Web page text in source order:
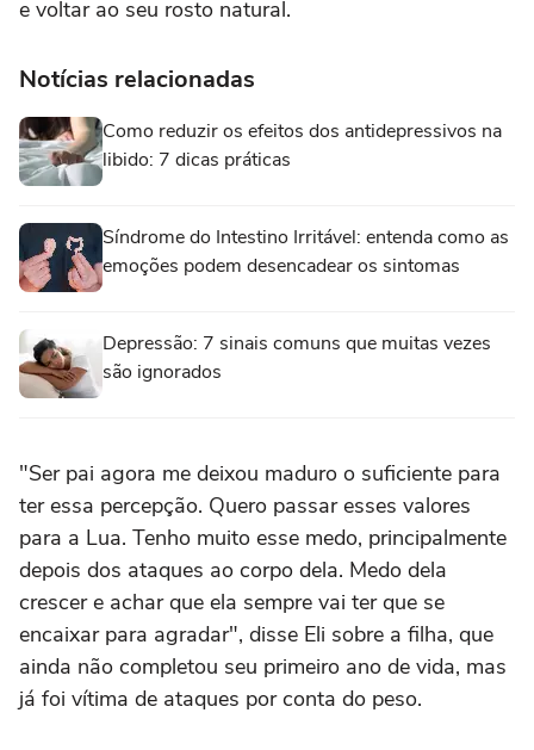
e voltar ao seu rosto natural.
Notícias relacionadas
Como reduzir os efeitos dos antidepressivos na
libido: 7 dicas práticas
Síndrome do Intestino Irritável: entenda como as
emoções podem desencadear os sintomas
Depressão: 7 sinais comuns que muitas vezes
são ignorados
"Ser pai agora me deixou maduro o suficiente para
ter essa percepção. Quero passar esses valores
para a Lua. Tenho muito esse medo, principalmente
depois dos ataques ao corpo dela. Medo dela
crescer e achar que ela sempre vai ter que se
encaixar para agradar", disse Eli sobre a filha, que
ainda não completou seu primeiro ano de vida, mas
já foi vítima de ataques por conta do peso.